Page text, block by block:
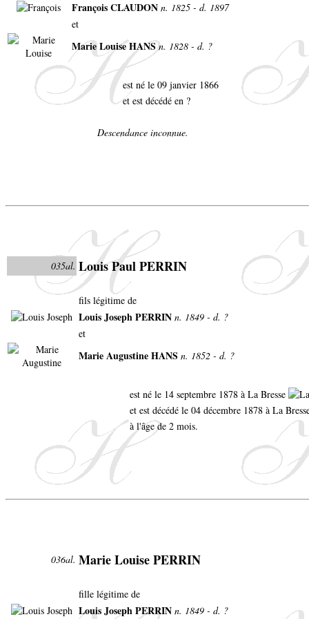
François CLAUDON n. 1825 - d. 1897
et
Marie Louise HANSn. 1828 - d. ?
est né le 09 janvier 1866
et est décédé en ?
Descendance inconnue.
035al. Louis Paul PERRIN
fils légitime de
Louis Joseph PERRIN n. 1849 - d. ?
et
Marie Augustine HANS n. 1852 - d. ?
est né le 14 septembre 1878 à La Bresse
et est décédé le 04 décembre 1878 à La
à l'âge de 2 mois.
036al. Marie Louise PERRIN
fille légitime de
Louis Joseph PERRIN n. 1849 - d. ?